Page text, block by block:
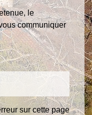
le
communiquer
sur cette page